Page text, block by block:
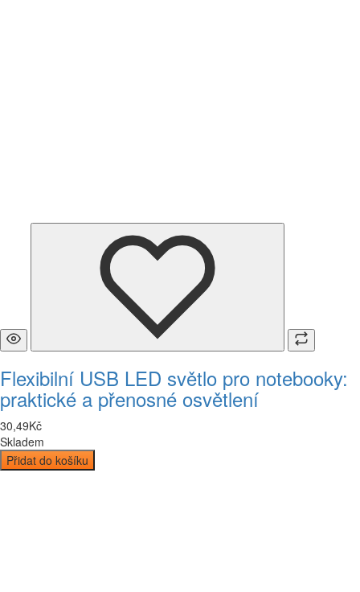
Flexibilní USB LED světlo pro notebooky:
praktické a přenosné osvětlení
30,49Kč
Skladem
Přidat do košíku